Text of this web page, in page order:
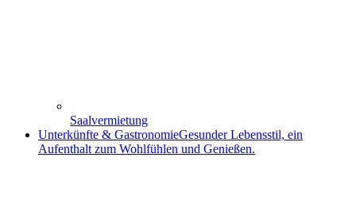
Saalvermietung
Unterkünfte & GastronomieGesunder Lebensstil, ein
Aufenthalt zum Wohlfühlen und Genießen.